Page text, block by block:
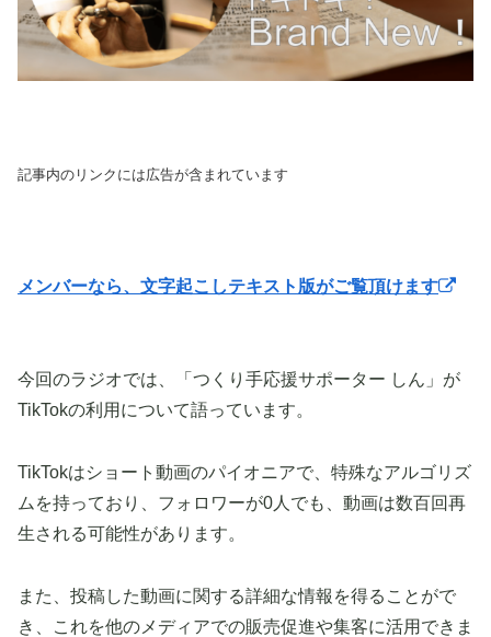
記事内のリンクには広告が含まれています
メンバーなら、文字起こしテキスト版がご覧頂けます
今回のラジオでは、「つくり手応援サポーター しん」が
TikTokの利用について語っています。
TikTokはショート動画のパイオニアで、特殊なアルゴリズ
ムを持っており、フォロワーが0人でも、動画は数百回再
生される可能性があります。
また、投稿した動画に関する詳細な情報を得ることがで
き、これを他のメディアでの販売促進や集客に活用できま